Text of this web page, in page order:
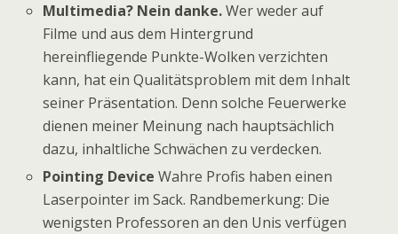
Multimedia? Nein danke.Wer weder auf
Filme und aus dem Hintergrund
hereinfliegende Punkte-Wolken verzichten
kann, hat ein Qualitätsproblem mit dem Inhalt
seiner Präsentation. Denn solche Feuerwerke
dienen meiner Meinung nach hauptsächlich
dazu, inhaltliche Schwächen zu verdecken.
Pointing Device Wahre Profis haben einen
Laserpointer im Sack. Randbemerkung: Die
wenigsten Professoren an den Unis verfügen